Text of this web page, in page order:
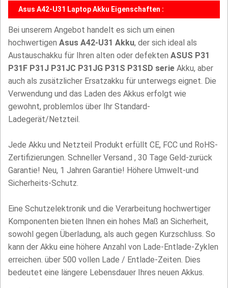
Asus A42-U31 Laptop Akku Eigenschaften :
Bei unserem Angebot handelt es sich um einen
hochwertigen Asus A42-U31 Akku, der sich ideal als
Austauschakku für Ihren alten oder defekten ASUS P31
P31F P31J P31JC P31JG P31S P31SD serie Akku, aber
auch als zusätzlicher Ersatzakku für unterwegs eignet. Die
Verwendung und das Laden des Akkus erfolgt wie
gewohnt, problemlos über Ihr Standard-
Ladegerät/Netzteil.
Jede Akku und Netzteil Produkt erfüllt CE, FCC und RoHS-
Zertifizierungen. Schneller Versand , 30 Tage Geld-zurück
Garantie! Neu, 1 Jahren Garantie! Höhere Umwelt-und
Sicherheits-Schutz.
Eine Schutzelektronik und die Verarbeitung hochwertiger
Komponenten bieten Ihnen ein hohes Maß an Sicherheit,
sowohl gegen Überladung, als auch gegen Kurzschluss. So
kann der Akku eine höhere Anzahl von Lade-Entlade-Zyklen
erreichen. über 500 vollen Lade / Entlade-Zeiten. Dies
bedeutet eine längere Lebensdauer Ihres neuen Akkus.